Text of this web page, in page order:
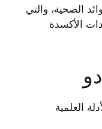
الصحية، والتي
الأكسدة